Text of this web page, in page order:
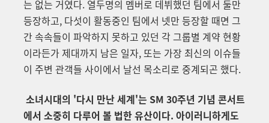
는 없는 거였다. 열두명의 멤버로 데뷔했던 팀에서 둘만
등장하고, 다섯이 활동중인 팀에서 넷만 등장할 때면 그
간 속속들이 파악하지 못하고 있던 각 그룹별 계약 현황
이라든가 제대까지 남은 일자, 또는 가장 최신의 이슈들
이 주변 관객들 사이에서 날선 목소리로 중계되곤 했다.
소녀시대의 '다시 만난 세계'는 SM 30주년 기념 콘서트
에서 소중히 다루어 볼 법한 유산이다. 아이러니하게도